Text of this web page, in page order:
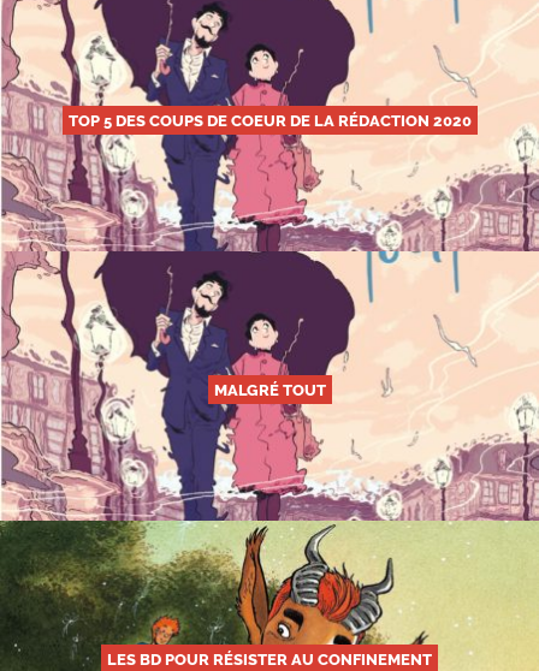
TOP 5 DES COUPS DE COEUR DE LA RÉDACTION 2020
MALGRÉ TOUT
LES BD POUR RÉSISTER AU CONFINEMENT